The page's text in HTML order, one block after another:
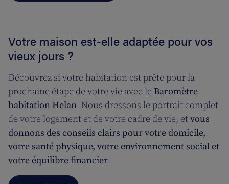
Votre maison est-elle adaptée pour vos
vieux jours ?
Découvrez si votre habitation est prête pour la
prochaine étape de votre vie avec le Baromètre
habitation Helan. Nous dressons le portrait complet
de votre logement et de votre cadre de vie, etvous
donnons des conseils clairs pour votre domicile,
votre santé physique, votre environnement social et
votre équilibre financier.